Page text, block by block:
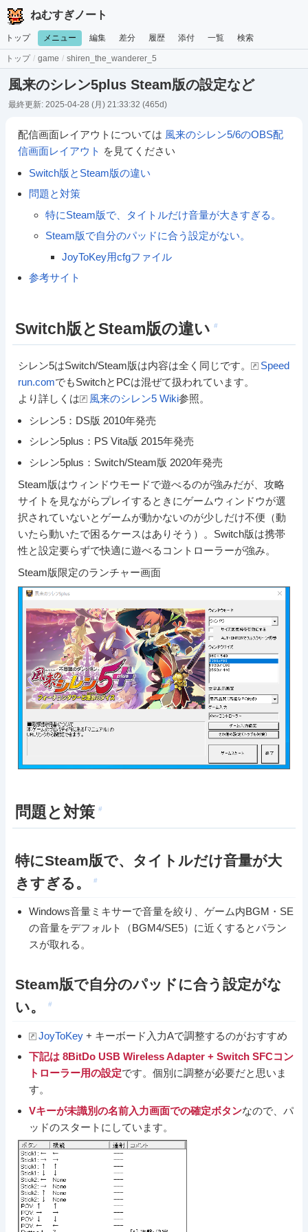
ねむすぎノート
トップ メニュー 編集 差分 履歴 添付 一覧 検索
トップ / game / shiren_the_wanderer_5
風来のシレン5plus Steam版の設定など
最終更新: 2025-04-28 (月) 21:33:32 (465d)
配信画面レイアウトについては 風来のシレン5/6のOBS配
信画面レイアウト を見てください
Switch版とSteam版の違い
問題と対策
特にSteam版で、タイトルだけ音量が大きすぎる。
Steam版で自分のパッドに合う設定がない。
JoyToKey用cfgファイル
参考サイト
Switch版とSteam版の違い #
シレン5はSwitch/Steam版は内容は全く同じです。
Speed
run.comでもSwitchとPCは混ぜて扱われています。
より詳しくは
風来のシレン5 Wiki参照。
シレン5：DS版 2010年発売
シレン5plus：PS Vita版 2015年発売
シレン5plus：Switch/Steam版 2020年発売
Steam版はウィンドウモードで遊べるのが強みだが、攻略
サイトを見ながらプレイするときにゲームウィンドウが選
択されていないとゲームが動かないのが少しだけ不便（動
いたら動いたで困るケースはありそう）。Switch版は携帯
性と設定要らずで快適に遊べるコントローラーが強み。
Steam版限定のランチャー画面
問題と対策 #
特にSteam版で、タイトルだけ音量が大
きすぎる。
#
Windows音量ミキサーで音量を絞り、ゲーム内BGM・SE
の音量をデフォルト（BGM4/SE5）に近くするとバラン
スが取れる。
Steam版で自分のパッドに合う設定がな
い。
#
JoyToKey + キーボード入力Aで調整するのがおすすめ
下記は 8BitDo USB Wireless Adapter + Switch SFCコン
トローラー用の設定です。個別に調整が必要だと思いま
す。
Vキーが未識別の名前入力画面での確定ボタンなので、パ
ッドのスタートにしています。